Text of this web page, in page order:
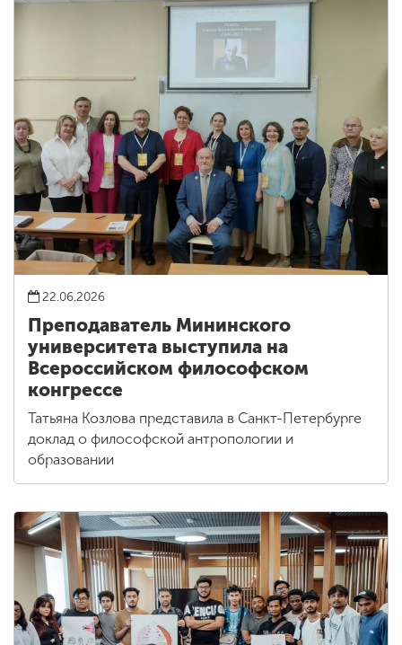
22.06.2026
Преподаватель Мининского
университета выступила на
Всероссийском философском
конгрессе
Татьяна Козлова представила в Санкт-Петербурге
доклад о философской антропологии и
образовании